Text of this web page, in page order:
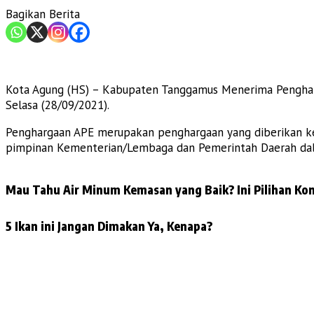
Bagikan Berita
Kota Agung (HS) – Kabupaten Tanggamus Menerima
Selasa (28/09/2021).
Penghargaan APE merupakan penghargaan yang
pimpinan Kementerian/Lembaga dan Pemerintah Daerah
Mau Tahu Air Minum Kemasan yang Baik? Ini Pilihan
5 Ikan ini Jangan Dimakan Ya, Kenapa?